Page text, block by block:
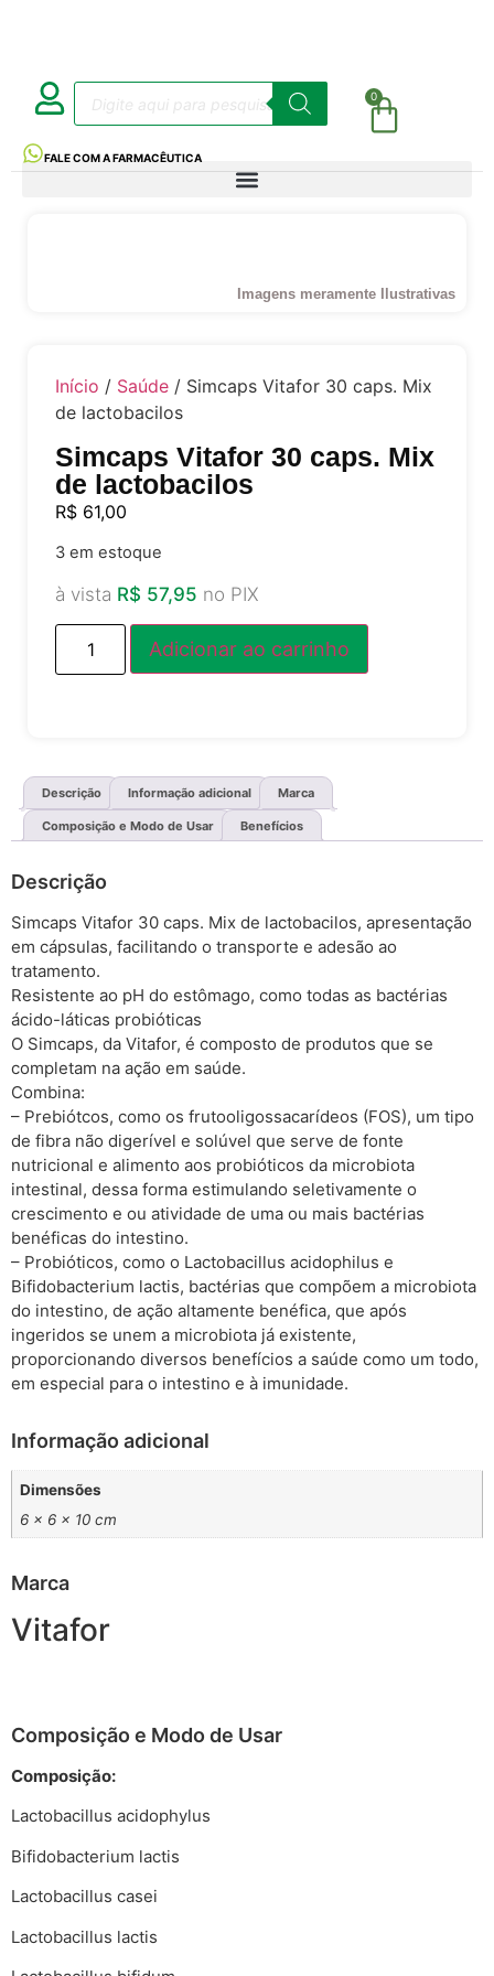
0
FALE COM A FARMACÊUTICA
Imagens meramente Ilustrativas
Início / Saúde / Simcaps Vitafor 30 caps. Mix
de lactobacilos
Simcaps Vitafor 30 caps. Mix
de lactobacilos
R$ 61,00
3 em estoque
à vista R$ 57,95 no PIX
Adicionar ao carrinho
Descrição Informação adicional Marca
Composição e Modo de Usar Benefícios
Descrição
Simcaps Vitafor 30 caps. Mix de lactobacilos, apresentação
em cápsulas, facilitando o transporte e adesão ao
tratamento.
Resistente ao pH do estômago, como todas as bactérias
ácido-láticas probióticas
O Simcaps, da Vitafor, é composto de produtos que se
completam na ação em saúde.
Combina:
– Prebiótcos, como os frutooligossacarídeos (FOS), um tipo
de fibra não digerível e solúvel que serve de fonte
nutricional e alimento aos probióticos da microbiota
intestinal, dessa forma estimulando seletivamente o
crescimento e ou atividade de uma ou mais bactérias
benéficas do intestino.
– Probióticos, como o Lactobacillus acidophilus e
Bifidobacterium lactis, bactérias que compõem a microbiota
do intestino, de ação altamente benéfica, que após
ingeridos se unem a microbiota já existente,
proporcionando diversos benefícios a saúde como um todo,
em especial para o intestino e à imunidade.
Informação adicional
Dimensões
6 × 6 × 10 cm
Marca
Vitafor
Composição e Modo de Usar
Composição:
Lactobacillus acidophylus
Bifidobacterium lactis
Lactobacillus casei
Lactobacillus lactis